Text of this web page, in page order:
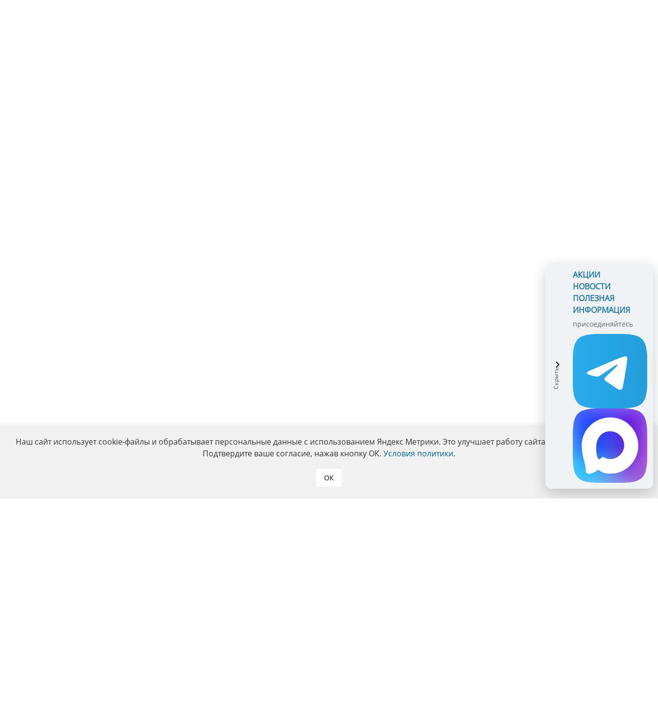
Наш сайт использует cookie-файлы и обрабатывает персональные данные с использованием Яндекс Метрики. Это улучшает работу сайта и взаимодействие с ним.
Подтвердите ваше согласие, нажав кнопку ОК. Условия политики.
ОК
АКЦИИ
НОВОСТИ
ПОЛЕЗНАЯ
ИНФОРМАЦИЯ
присоединяйтесь